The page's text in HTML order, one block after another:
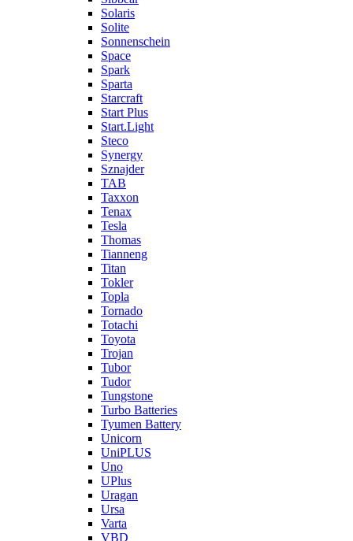
Solaris
Solite
Sonnenschein
Space
Spark
Sparta
Starcraft
Start Plus
Start.Light
Steco
Synergy
Sznajder
TAB
Taxxon
Tenax
Tesla
Thomas
Tianneng
Titan
Tokler
Topla
Tornado
Totachi
Toyota
Trojan
Tubor
Tudor
Tungstone
Turbo Batteries
Tyumen Battery
Unicorn
UniPLUS
Uno
UPlus
Uragan
Ursa
Varta
VBD